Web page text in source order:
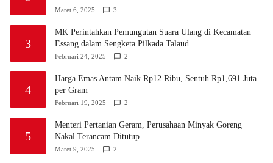
Maret 6, 2025 3
3
MK Perintahkan Pemungutan Suara Ulang di Kecamatan
Essang dalam Sengketa Pilkada Talaud
Februari 24, 2025 2
4
Harga Emas Antam Naik Rp12 Ribu, Sentuh Rp1,691 Juta
per Gram
Februari 19, 2025 2
5
Menteri Pertanian Geram, Perusahaan Minyak Goreng
Nakal Terancam Ditutup
Maret 9, 2025 2